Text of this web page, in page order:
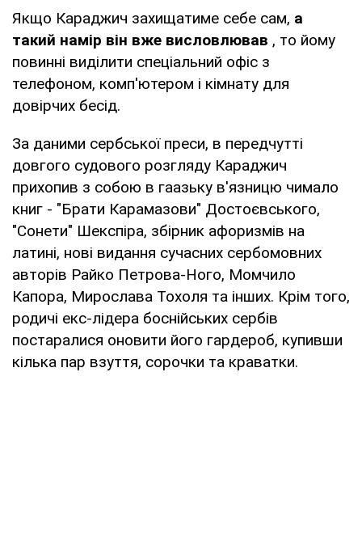
Якщо Караджич захищатиме себе сам, а
такий намір він вже висловлював , то йому
повинні виділити спеціальний офіс з
телефоном, комп'ютером і кімнату для
довірчих бесід.
За даними сербської преси, в передчутті
довгого судового розгляду Караджич
прихопив з собою в гаазьку в'язницю чимало
книг - "Брати Карамазови" Достоєвського,
"Сонети" Шекспіра, збірник афоризмів на
латині, нові видання сучасних сербомовних
авторів Райко Петрова-Ного, Момчило
Капора, Мирослава Тохоля та інших. Крім того,
родичі екс-лідера боснійських сербів
постаралися оновити його гардероб, купивши
кілька пар взуття, сорочки та краватки.